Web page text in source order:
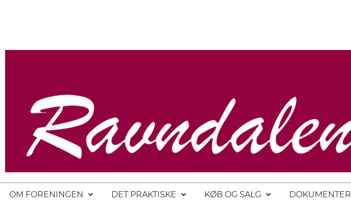
OM FORENINGEN DET PRAKTISKE KØB OG SALG DOKUMENTER